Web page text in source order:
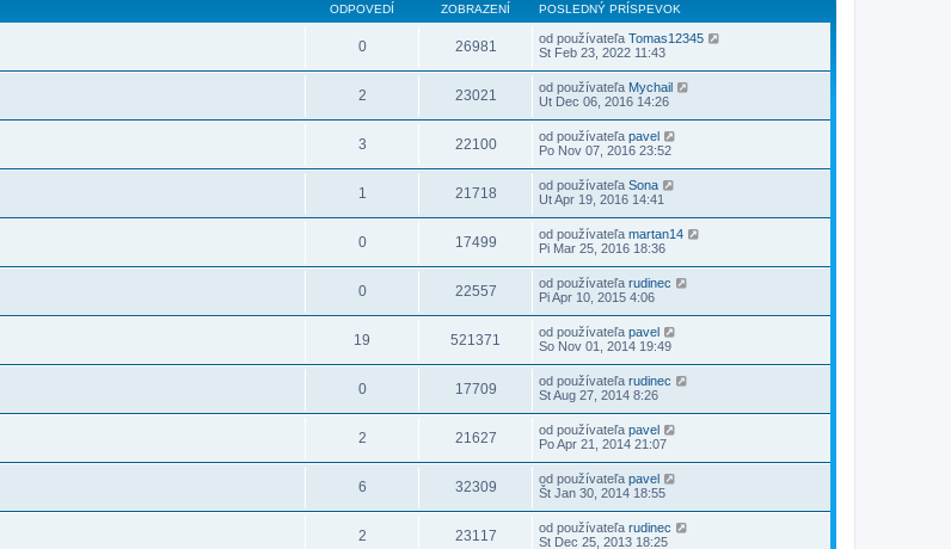
ODPOVEDÍ ZOBRAZENÍ POSLEDNÝ PRÍSPEVOK
0 26981 od používateľa Tomas12345
St Feb 23, 2022 11:43
2 23021 od používateľa Mychail
Ut Dec 06, 2016 14:26
3 22100 od používateľa pavel
Po Nov 07, 2016 23:52
1 21718 od používateľa Sona
Ut Apr 19, 2016 14:41
0 17499 od používateľa martan14
Pi Mar 25, 2016 18:36
0 22557 od používateľa rudinec
Pi Apr 10, 2015 4:06
19 521371 od používateľa pavel
So Nov 01, 2014 19:49
0 17709 od používateľa rudinec
St Aug 27, 2014 8:26
2 21627 od používateľa pavel
Po Apr 21, 2014 21:07
6 32309 od používateľa pavel
Št Jan 30, 2014 18:55
2 23117 od používateľa rudinec
St Dec 25, 2013 18:25